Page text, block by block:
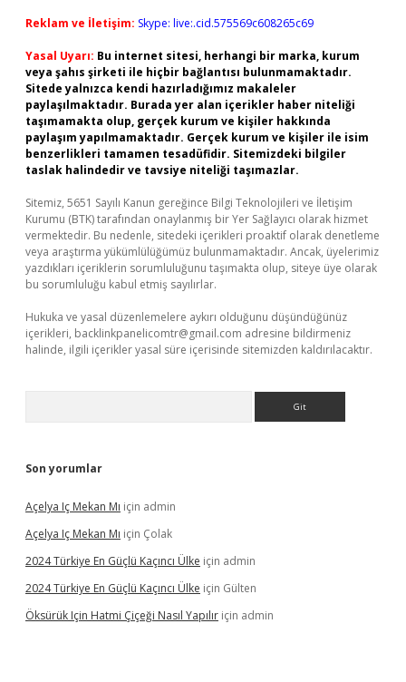
Reklam ve İletişim: Skype: live:.cid.575569c608265c69
Yasal Uyarı: Bu internet sitesi, herhangi bir marka, kurum
veya şahıs şirketi ile hiçbir bağlantısı bulunmamaktadır.
Sitede yalnızca kendi hazırladığımız makaleler
paylaşılmaktadır. Burada yer alan içerikler haber niteliği
taşımamakta olup, gerçek kurum ve kişiler hakkında
paylaşım yapılmamaktadır. Gerçek kurum ve kişiler ile isim
benzerlikleri tamamen tesadüfidir. Sitemizdeki bilgiler
taslak halindedir ve tavsiye niteliği taşımazlar.
Sitemiz, 5651 Sayılı Kanun gereğince Bilgi Teknolojileri ve İletişim
Kurumu (BTK) tarafından onaylanmış bir Yer Sağlayıcı olarak hizmet
vermektedir. Bu nedenle, sitedeki içerikleri proaktif olarak denetleme
veya araştırma yükümlülüğümüz bulunmamaktadır. Ancak, üyelerimiz
yazdıkları içeriklerin sorumluluğunu taşımakta olup, siteye üye olarak
bu sorumluluğu kabul etmiş sayılırlar.
Hukuka ve yasal düzenlemelere aykırı olduğunu düşündüğünüz
içerikleri, backlinkpanelicomtr@gmail.com adresine bildirmeniz
halinde, ilgili içerikler yasal süre içerisinde sitemizden kaldırılacaktır.
Son yorumlar
Açelya Iç Mekan Mı için admin
Açelya Iç Mekan Mı için Çolak
2024 Türkiye En Güçlü Kaçıncı Ülke için admin
2024 Türkiye En Güçlü Kaçıncı Ülke için Gülten
Öksürük Için Hatmi Çiçeği Nasıl Yapılır için admin